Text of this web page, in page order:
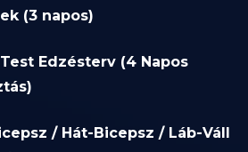
(3 napos)
Edzésterv (4 Napos
/ Hát-Bicepsz / Láb-Váll